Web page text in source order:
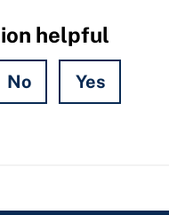
helpful?
Yes
No